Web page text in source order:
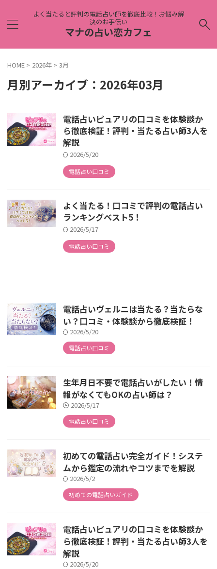
よく当たると評判の電話占い師を徹底比較！お悩み解
決のお手伝い
マナの占い恋カフェ
HOME > 2026年 > 3月
月別アーカイブ：2026年03月
電話占いピュアリの口コミを体験談か
ら徹底検証！評判・当たる占い師3人を
解説
2026/5/20
電話占い口コミ
よく当たる！口コミで評判の電話占い
ランキングベスト5！
2026/5/17
電話占い口コミ
電話占いヴェルニは当たる？当たらな
い？口コミ・体験談から徹底検証！
2026/5/20
電話占い口コミ
生年月日不要で電話占いがしたい！情
報がなくてもOKの占い師は？
2026/5/17
電話占い口コミ
初めての電話占い完全ガイド！システ
ムから鑑定の流れやコツまでを解説
2026/5/2
初めての電話占いガイド
電話占いピュアリの口コミを体験談か
ら徹底検証！評判・当たる占い師3人を
解説
2026/5/20